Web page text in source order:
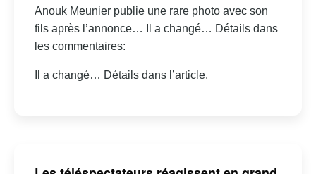
Anouk Meunier publie une rare photo avec son
fils après l’annonce… Il a changé… Détails dans
les commentaires:
Il a changé… Détails dans l’article.